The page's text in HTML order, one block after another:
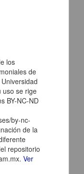
dio al exmo
de su entrada a
los
de
uso se rige
BY-NC-ND
by-nc-
de la
repositorio
Ver